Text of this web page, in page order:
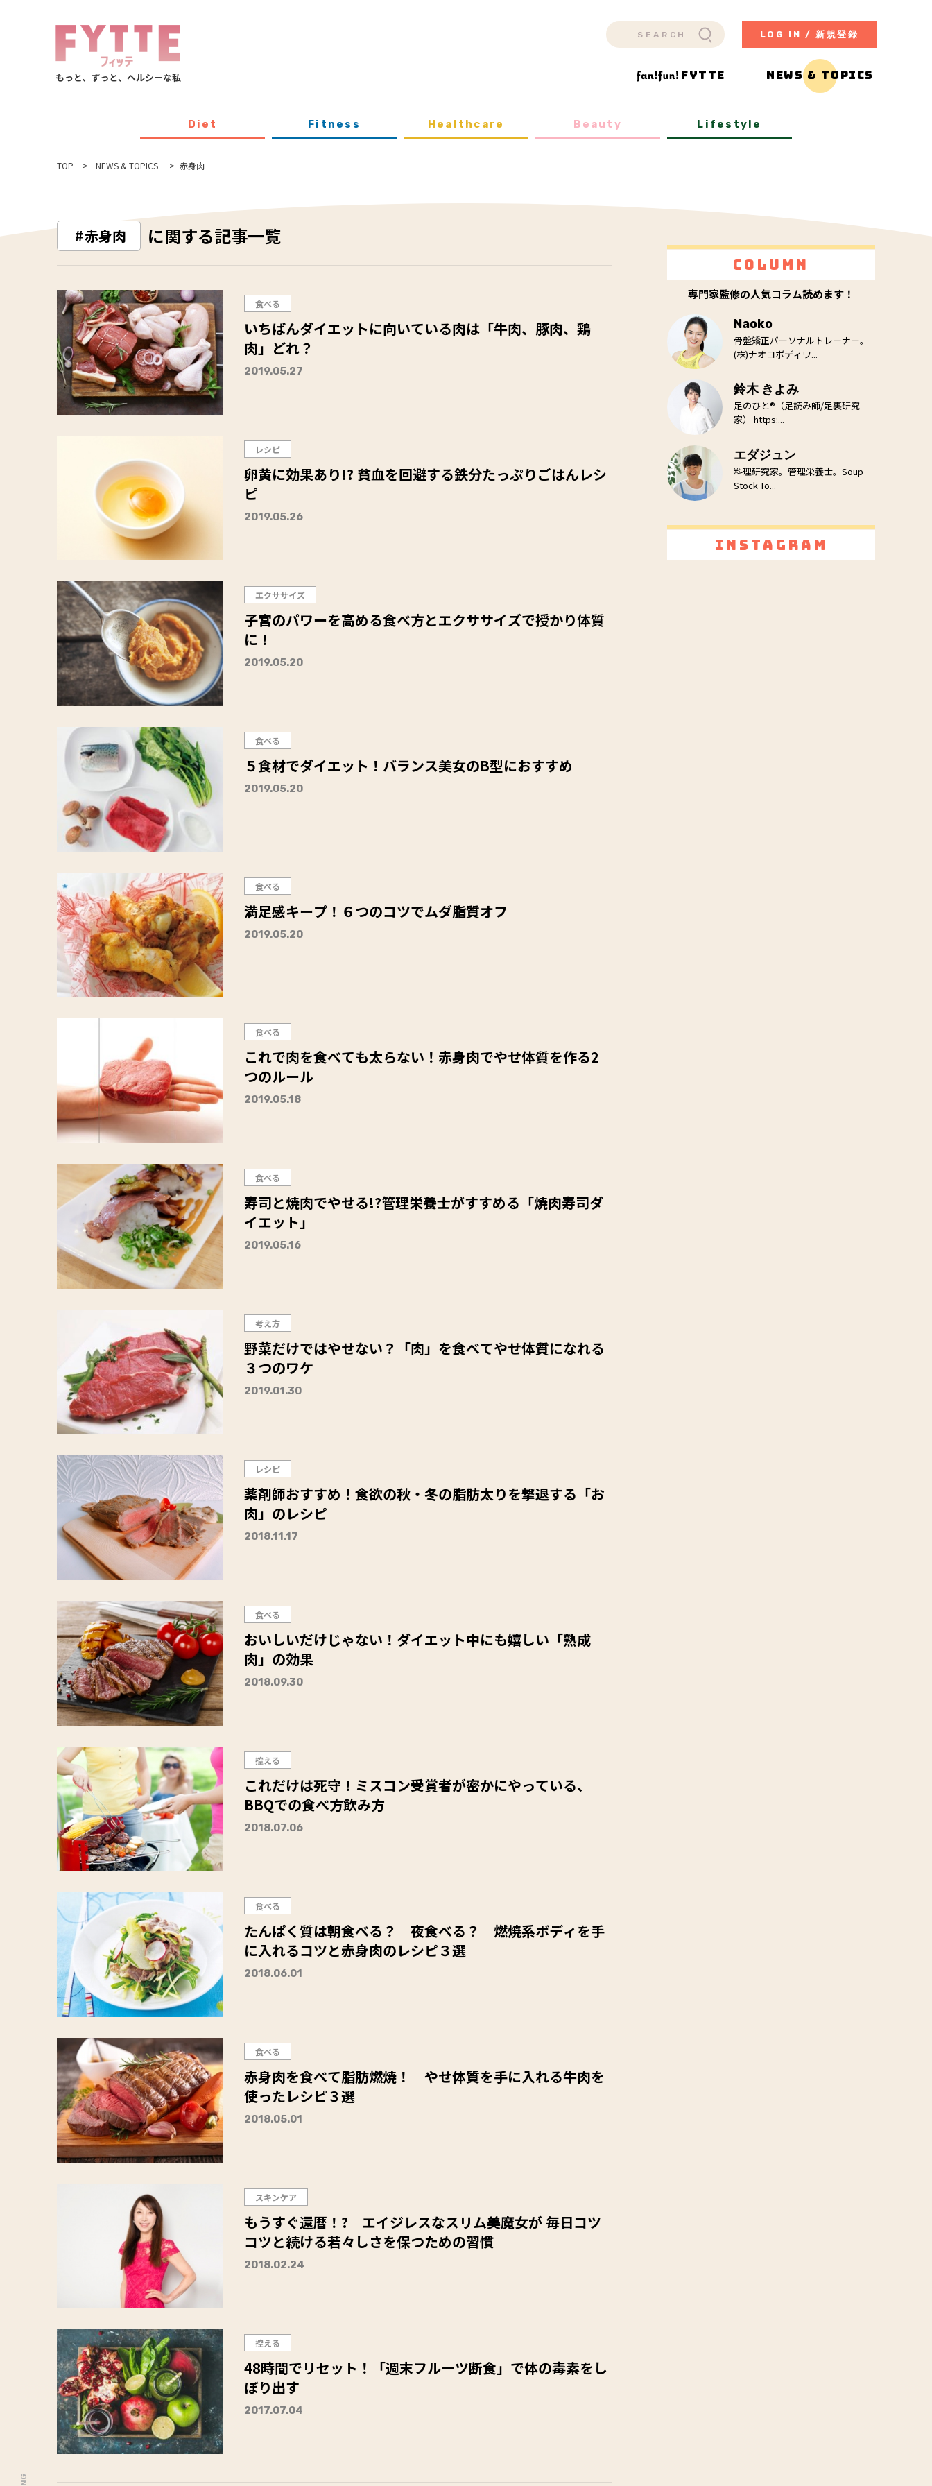
LOG IN / 新規登録
FYTTE NEWS & TOPICS
Diet Fitness Healthcare Beauty Lifestyle
TOP NEWS & TOPICS 赤身肉
赤身肉 に関する記事一覧
食べる
いちばんダイエットに向いている肉は「牛肉、豚肉、鶏
肉」どれ？
2019.05.27
レシピ
卵黄に効果あり!? 貧血を回避する鉄分たっぷりごはんレシ
ピ
2019.05.26
エクササイズ
子宮のパワーを高める食べ方とエクササイズで授かり体質
に！
2019.05.20
食べる
５食材でダイエット！バランス美女のB型におすすめ
2019.05.20
食べる
満足感キープ！６つのコツでムダ脂質オフ
2019.05.20
食べる
これで肉を食べても太らない！赤身肉でやせ体質を作る2
つのルール
2019.05.18
食べる
寿司と焼肉でやせる!?管理栄養士がすすめる「焼肉寿司ダ
イエット」
2019.05.16
考え方
野菜だけではやせない？「肉」を食べてやせ体質になれる
３つのワケ
2019.01.30
レシピ
薬剤師おすすめ！食欲の秋・冬の脂肪太りを撃退する「お
肉」のレシピ
2018.11.17
食べる
おいしいだけじゃない！ダイエット中にも嬉しい「熟成
肉」の効果
2018.09.30
控える
これだけは死守！ミスコン受賞者が密かにやっている、
BBQでの食べ方飲み方
2018.07.06
食べる
たんぱく質は朝食べる？ 夜食べる？ 燃焼系ボディを手
に入れるコツと赤身肉のレシピ３選
2018.06.01
食べる
赤身肉を食べて脂肪燃焼！ やせ体質を手に入れる牛肉を
使ったレシピ３選
2018.05.01
スキンケア
もうすぐ還暦！? エイジレスなスリム美魔女が 毎日コツ
コツと続ける若々しさを保つための習慣
2018.02.24
控える
48時間でリセット！「週末フルーツ断食」で体の毒素をし
ぼり出す
2017.07.04
Column
専門家監修の人気コラム読めます！
Naoko
骨盤矯正パーソナルトレーナー。
(株)ナオコボディワ...
鈴木 きよみ
足のひと®（足読み師/足裏研究
家） https:...
エダジュン
料理研究家。管理栄養士。Soup
Stock To...
Instagram